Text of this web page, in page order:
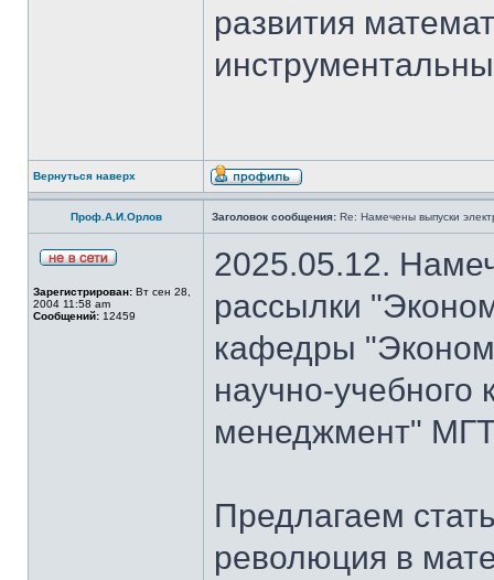
развития
Вернуться наверх
Проф.А.И.Орлов Заголовок сообщения: Re: Намечены выпуски
Зарегистрирован: Вт сен 28,
2004 11:58 am
Сообщений: 12459
2025.05.12.
рассылки
кафедры
научно-
менеджмент"
Предлагаем
революция в